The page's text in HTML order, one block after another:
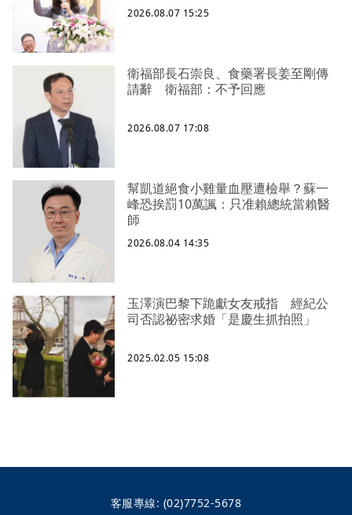
2026.08.07 15:25
衛福部長石崇良、食藥署長姜至剛傳
請辭 衛福部：不予回應
2026.08.07 17:08
幫凱道絕食小雞量血壓遭檢舉？蘇一
峰恐挨罰10萬諷：只准賴總統當賴醫
師
2026.08.04 14:35
玉澤演巴黎下跪獻女友戒指 經紀公
司否認祕密求婚「是慶生抓拍照」
2025.02.05 15:08
客服專線: (02)7752-5678